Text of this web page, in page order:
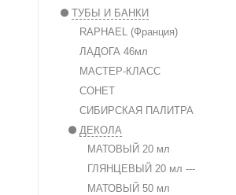
ТУБЫ И БАНКИ
RAPHAEL (Франция)
ЛАДОГА 46мл
МАСТЕР-КЛАСС
СОНЕТ
СИБИРСКАЯ ПАЛИТРА
ДЕКОЛА
МАТОВЫЙ 20 мл
ГЛЯНЦЕВЫЙ 20 мл ---
МАТОВЫЙ 50 мл